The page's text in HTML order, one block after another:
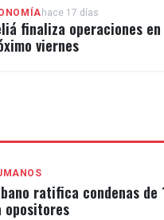
hace 17 días
finaliza operaciones en
viernes
ratifica condenas de
opositores